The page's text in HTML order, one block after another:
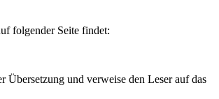
folgender Seite findet:
und verweise den Leser auf das